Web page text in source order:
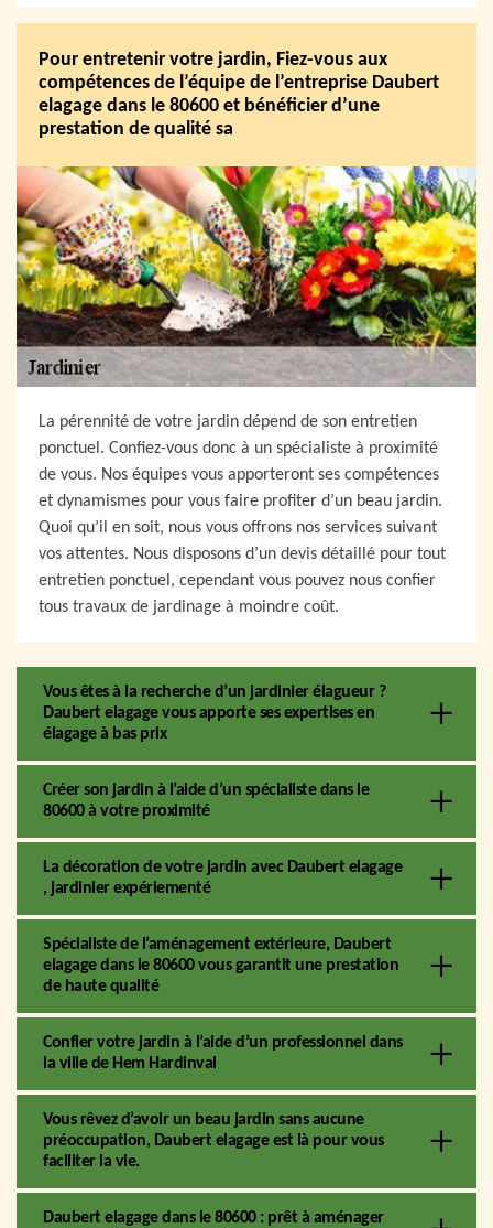
Pour entretenir votre jardin, Fiez-vous aux
compétences de l’équipe de l’entreprise Daubert
elagage dans le 80600 et bénéficier d’une
prestation de qualité sa
La pérennité de votre jardin dépend de son entretien
ponctuel. Confiez-vous donc à un spécialiste à proximité
de vous. Nos équipes vous apporteront ses compétences
et dynamismes pour vous faire profiter d’un beau jardin.
Quoi qu’il en soit, nous vous offrons nos services suivant
vos attentes. Nous disposons d’un devis détaillé pour tout
entretien ponctuel, cependant vous pouvez nous confier
tous travaux de jardinage à moindre coût.
Vous êtes à la recherche d’un jardinier élagueur ?
Daubert elagage vous apporte ses expertises en
élagage à bas prix
Créer son jardin à l’aide d’un spécialiste dans le
80600 à votre proximité
La décoration de votre jardin avec Daubert elagage
, jardinier expériementé
Spécialiste de l’aménagement extérieure, Daubert
elagage dans le 80600 vous garantit une prestation
de haute qualité
Confier votre jardin à l’aide d’un professionnel dans
la ville de Hem Hardinval
Vous rêvez d’avoir un beau jardin sans aucune
préoccupation, Daubert elagage est là pour vous
faciliter la vie.
Daubert elagage dans le 80600 : prêt à aménager